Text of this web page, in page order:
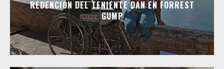
REDENCIÓN DEL TENIENTE DAN EN FORREST
GUMP